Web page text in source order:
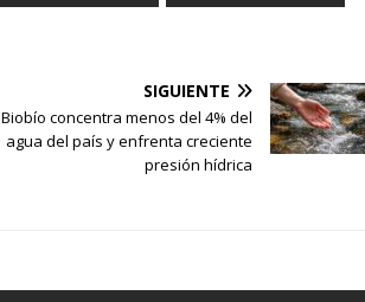
SIGUIENTE
Biobío concentra menos del 4% del
agua del país y enfrenta creciente
presión hídrica